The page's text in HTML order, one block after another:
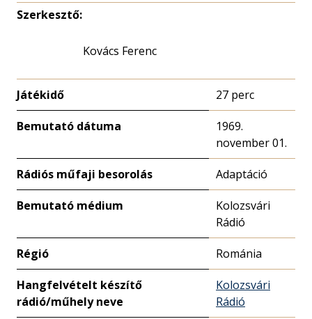
Szerkesztő:
Kovács Ferenc
Játékidő 27 perc
Bemutató dátuma
1969.
november 01.
Rádiós műfaji besorolás Adaptáció
Bemutató médium
Kolozsvári
Rádió
Régió Románia
Hangfelvételt készítő
rádió/műhely neve
Kolozsvári
Rádió